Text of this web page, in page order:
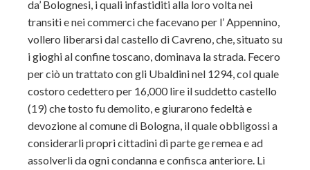
da’ Bolognesi, i quali infastiditi alla loro volta nei
transiti e nei commerci che facevano per l’ Appennino,
vollero liberarsi dal castello di Cavreno, che, situato su
i gioghi al confine toscano, dominava la strada. Fecero
per ciò un trattato con gli Ubaldini nel 1294, col quale
costoro cedettero per 16,000 lire il suddetto castello
(19) che tosto fu demolito, e giurarono fedeltà e
devozione al comune di Bologna, il quale obbligossi a
considerarli propri cittadini di parte ge remea e ad
assolverli da ogni condanna e confisca anteriore. Li